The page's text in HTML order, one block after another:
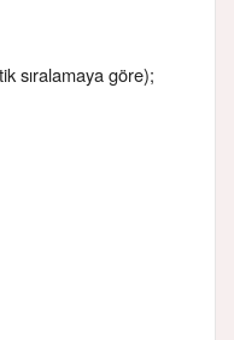
sıralamaya göre);